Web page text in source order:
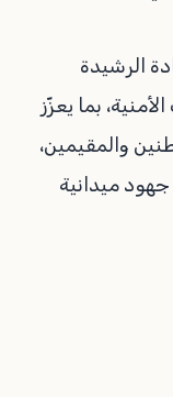
الرشيدة
بما يعزّز
والمقيمين،
ميدانية